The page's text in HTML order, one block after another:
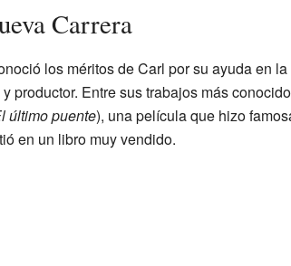
Carrera
los méritos de Carl por su ayuda en
productor. Entre sus trabajos más
último puente), una película que hizo
en un libro muy vendido.